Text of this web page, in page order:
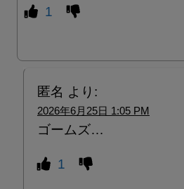
1
匿名 より:
2026年6月25日 1:05 PM
ゴームズ…
1